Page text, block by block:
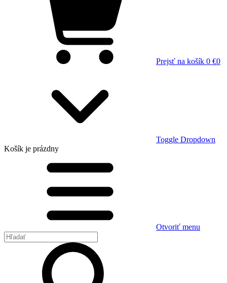
Prejsť na košík 0 €0
Toggle Dropdown
Košík je prázdny
Otvoriť menu